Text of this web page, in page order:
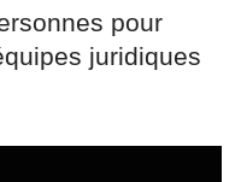
pour
juridiques